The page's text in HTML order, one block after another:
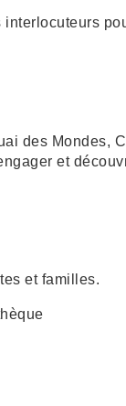
des Mondes,
et
et familles.